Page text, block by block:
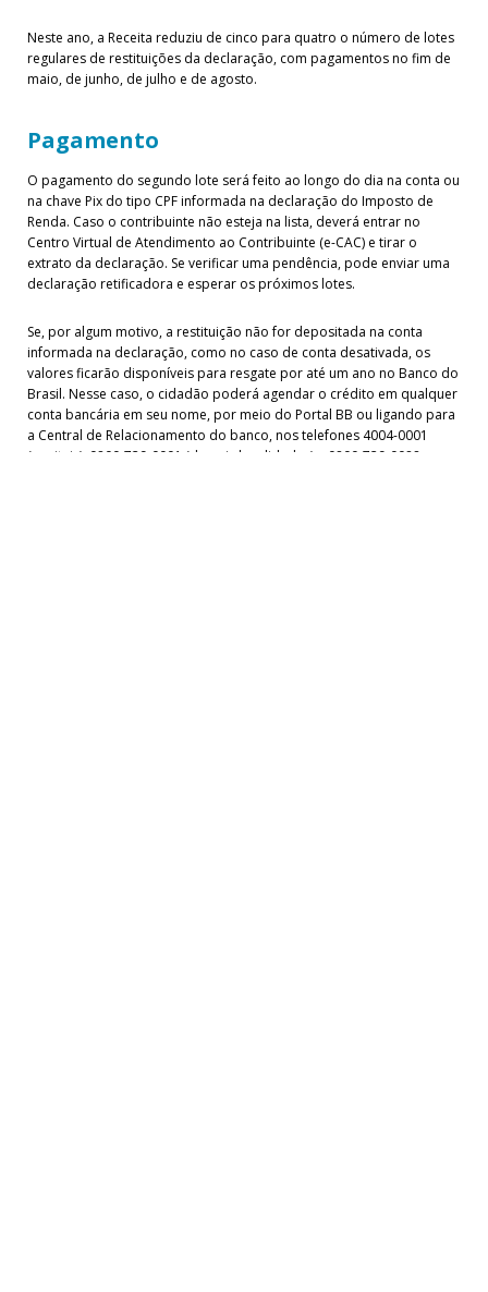
Neste ano, a Receita reduziu de cinco para quatro o número de lotes
regulares de restituições da declaração, com pagamentos no fim de
maio, de junho, de julho e de agosto.
Pagamento
O pagamento do segundo lote será feito ao longo do dia na conta ou
na chave Pix do tipo CPF informada na declaração do Imposto de
Renda. Caso o contribuinte não esteja na lista, deverá entrar no
Centro Virtual de Atendimento ao Contribuinte (e-CAC) e tirar o
extrato da declaração. Se verificar uma pendência, pode enviar uma
declaração retificadora e esperar os próximos lotes.
Se, por algum motivo, a restituição não for depositada na conta
informada na declaração, como no caso de conta desativada, os
valores ficarão disponíveis para resgate por até um ano no Banco do
Brasil. Nesse caso, o cidadão poderá agendar o crédito em qualquer
conta bancária em seu nome, por meio do Portal BB ou ligando para
a Central de Relacionamento do banco, nos telefones 4004-0001
(capitais), 0800-729-0001 (demais localidades) e 0800-729-0088